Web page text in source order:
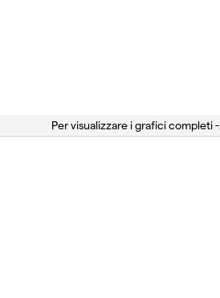
Per visualizzare i grafici completi -